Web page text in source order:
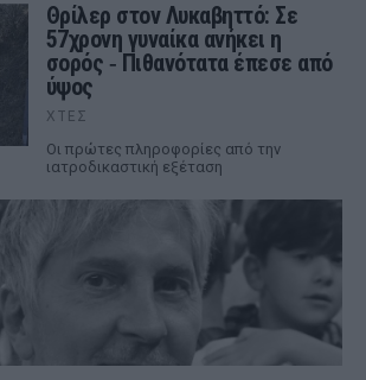
Θρίλερ στον Λυκαβηττό: Σε
57χρονη γυναίκα ανήκει η
σορός ‑ Πιθανότατα έπεσε από
ύψος
ΧΤΕΣ
Οι πρώτες πληροφορίες από την
ιατροδικαστική εξέταση